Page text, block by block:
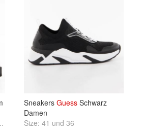
Sneakers Guess Schwarz
Damen
Size: 41 und 36